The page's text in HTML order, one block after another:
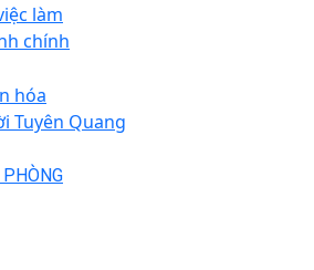
làm
chính
hóa
Tuyên Quang